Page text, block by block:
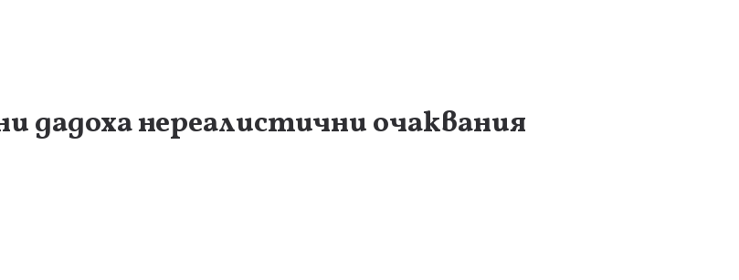
нереалистични очаквания